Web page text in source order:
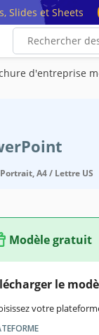
Slides et Sheets
d'entreprise
A4 / Lettre US
Modèle gratuit
le
votre